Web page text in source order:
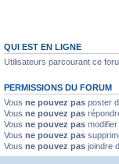
QUI EST EN LIGNE
Utilisateurs parcourant ce
PERMISSIONS DU FORUM
Vous ne pouvez pas poster
Vous ne pouvez pas
Vous ne pouvez pas
Vous ne pouvez pas
Vous ne pouvez pas joindre